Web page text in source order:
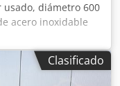
diámetro 600
acero inoxidable
Itjfx Amlok
Clasificado